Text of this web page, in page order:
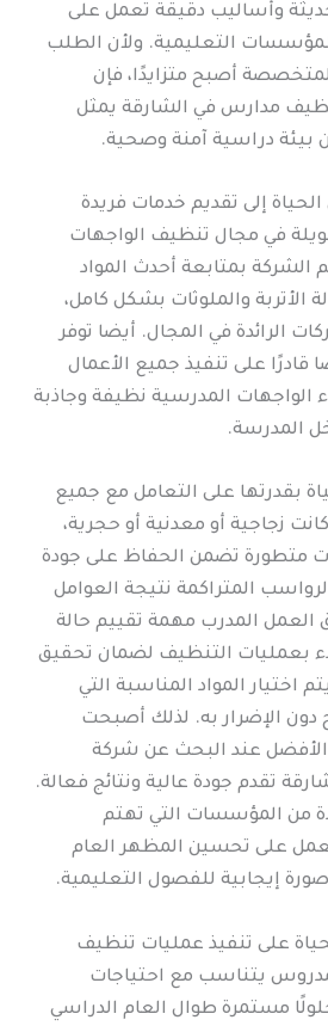
وأساليب دقيقة تعمل على
التعليمية. ولأن الطلب
أصبح متزايدًا، فإن
مدارس في الشارقة يمثل
دراسية آمنة وصحية.
إلى تقديم خدمات فريدة
في مجال تنظيف الواجهات
الشركة بمتابعة أحدث المواد
الأتربة والملوثات بشكل كامل،
الرائدة في المجال. أيضا توفر
على تنفيذ جميع الأعمال
الواجهات المدرسية نظيفة وجاذبة
المدرسة.
بقدرتها على التعامل مع جميع
زجاجية أو معدنية أو حجرية،
متطورة تضمن الحفاظ على جودة
المتراكمة نتيجة العوامل
العمل المدرب مهمة تقييم حالة
بعمليات التنظيف لضمان تحقيق
اختيار المواد المناسبة التي
دون الإضرار به. لذلك أصبحت
الأفضل عند البحث عن شركة
تقدم جودة عالية ونتائج فعالة.
من المؤسسات التي تهتم
على تحسين المظهر العام
إيجابية للفصول التعليمية.
على تنفيذ عمليات تنظيف
يتناسب مع احتياجات
مستمرة طوال العام الدراسي